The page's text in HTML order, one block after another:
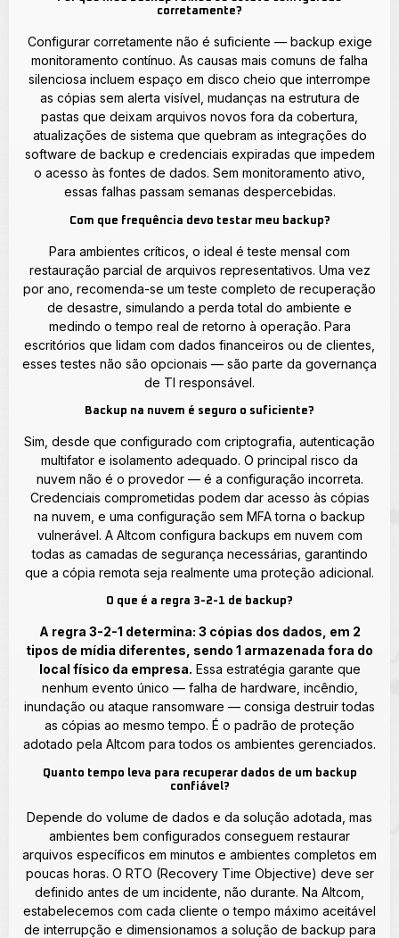
corretamente?
Configurar corretamente não é suficiente — backup exige
monitoramento contínuo. As causas mais comuns de falha
silenciosa incluem espaço em disco cheio que interrompe
as cópias sem alerta visível, mudanças na estrutura de
pastas que deixam arquivos novos fora da cobertura,
atualizações de sistema que quebram as integrações do
software de backup e credenciais expiradas que impedem
o acesso às fontes de dados. Sem monitoramento ativo,
essas falhas passam semanas despercebidas.
Com que frequência devo testar meu backup?
Para ambientes críticos, o ideal é teste mensal com
restauração parcial de arquivos representativos. Uma vez
por ano, recomenda-se um teste completo de recuperação
de desastre, simulando a perda total do ambiente e
medindo o tempo real de retorno à operação. Para
escritórios que lidam com dados financeiros ou de clientes,
esses testes não são opcionais — são parte da governança
de TI responsável.
Backup na nuvem é seguro o suficiente?
Sim, desde que configurado com criptografia, autenticação
multifator e isolamento adequado. O principal risco da
nuvem não é o provedor — é a configuração incorreta.
Credenciais comprometidas podem dar acesso às cópias
na nuvem, e uma configuração sem MFA torna o backup
vulnerável. A Altcom configura backups em nuvem com
todas as camadas de segurança necessárias, garantindo
que a cópia remota seja realmente uma proteção adicional.
O que é a regra 3-2-1 de backup?
A regra 3-2-1 determina: 3 cópias dos dados, em 2
tipos de mídia diferentes, sendo 1 armazenada fora do
local físico da empresa. Essa estratégia garante que
nenhum evento único — falha de hardware, incêndio,
inundação ou ataque ransomware — consiga destruir todas
as cópias ao mesmo tempo. É o padrão de proteção
adotado pela Altcom para todos os ambientes gerenciados.
Quanto tempo leva para recuperar dados de um backup
confiável?
Depende do volume de dados e da solução adotada, mas
ambientes bem configurados conseguem restaurar
arquivos específicos em minutos e ambientes completos em
poucas horas. O RTO (Recovery Time Objective) deve ser
definido antes de um incidente, não durante. Na Altcom,
estabelecemos com cada cliente o tempo máximo aceitável
de interrupção e dimensionamos a solução de backup para